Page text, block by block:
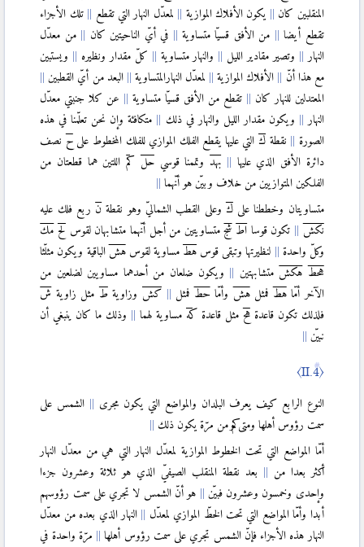
〈XI.3〉
〈XI.4〉
〈XI.5〉
〈XI.6〉
〈XI.8〉
〈XI.9〉
〈XI.11〉
〈XI.12〉
〈XII〉
〈XII.7〉
〈XII.9〉
المنقلبين كان
يكون الأفلاك الموازية لمعدّل النهار التي تقطع
تلك الأجزاء
تقطع أيضا
من الأفق قسيّا متساوية في أيّ الناحيتين كان
من معدّل
النهار
وتصير مقادير الليل والنهار متساوية كلّ مقدار ونظيره
ويستبين
مع هذا أنّ
الأفلاك الموازية لمعدّل النهارالمتساوية
البعد من أيّ القطبين
المعتدلين للنهار كان
تقطع من الأفق قسيّا متساوية
عن كلا جنبتي معدّل
النهار
ويكون مقدار الليل والنهار في ذلك
متكافئة وإن نحن تعلّمنا في هذه
الصورة
نقطة ك التي عليها يقطع الفلك الموازي للفلك المخطوط علىح نصف
دائرة الأفق الذي عليها
بهد وتممنا قوسيحل كم اللتين هما قطعتان من
الفلكين المتوازيين من خلاف وبيّن هو أنّهما
متساويتان وخططنا علىك وعلى القطب الشماليّ وهو نقطة ن ربع فلك عليه
نكش
تكون قوسا اط شجمتساويتين من أجل أنّهما متشابهان لقوس لح مك
وكلّ واحدة
لنظيرتها وتبقى قوس هط مساوية لقوسهش
الباقية ويكون مثلّثا
هحط هكش متشابهتين
ويكون ضلعان من أحدهما مساويين لضلعين من
الآخر أمّاهط فمثلهش وأمّاحط فمثل كش وزاويةط مثل زاوية ش
فلذلك تكون قاعدةهح مثل قاعدةكه مساوية لهما
وذلك ما كان ينبغي أن
نبيّن
〈II.4〉
النوع الرابع كيف يعرف البلدان والمواضع التي يكون مجرى
الشمس على
سمت رؤوس أهلها ومتى وكم من مرّة يكون ذلك
أمّا المواضع التي تحت الخطوط الموازية لمعدّل النهار التي هي من معدّل النهار
أكثر بعدا من
بعد نقطة المنقلب الصيفيّ الذي هو ثلاثة وعشرون جزءا
وإحدى وخمسون وعشرون فبيّن
هو أنّ الشمس لا تجري على سمت رؤوسهم
أبدا وأمّا المواضع التي تحت الخطّ الموازي لمعدّل
النهار الذي بعده من معدّل
النهار هذه الأجزاء فإنّ الشمس تجري على سمت رؤوس أهلها
مرّة واحدة في